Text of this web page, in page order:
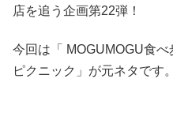
店を追う企画第22弾！
今回は「 MOGUMOGU食
ピクニック」が元ネタです。